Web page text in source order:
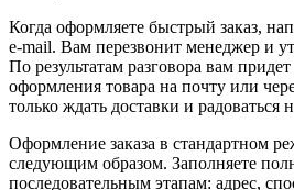
Когда оформляете быстрый заказ,
e-mail. Вам перезвонит менеджер и
По результатам разговора вам
оформления товара на почту или
только ждать доставки и радоваться
Оформление заказа в стандартном
следующим образом. Заполняете
последовательным этапам: адрес,